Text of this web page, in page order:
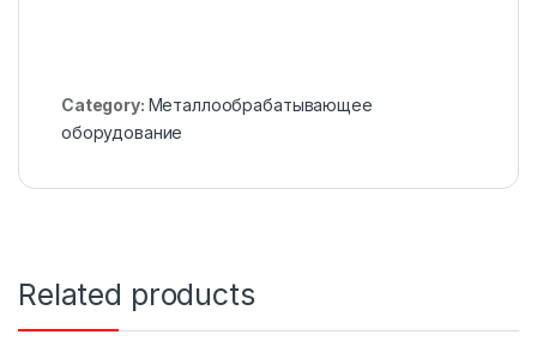
Category: Металлообрабатывающее
оборудование
Related products